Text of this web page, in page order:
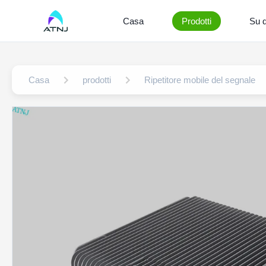
Casa Prodotti Su
Casa prodotti Ripetitore mobile del segnale